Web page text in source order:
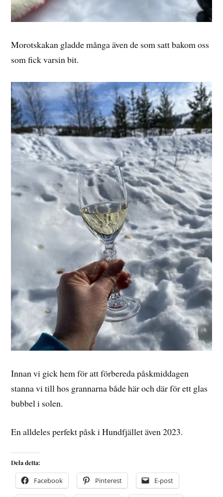
Morotskakan gladde många även de som satt bakom oss
som fick varsin bit.
Innan vi gick hem för att förbereda påskmiddagen
stanna vi till hos grannarna både här och där för ett glas
bubbel i solen.
En alldeles perfekt påsk i Hundfjället även 2023.
Dela detta:
Facebook Pinterest E-post